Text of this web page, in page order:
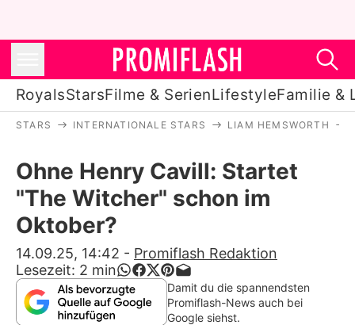
RoyalsStarsFilme & SerienLifestyleFamilie &
Stars
Filme & Serien
Lifestyle
Familie & Liebe
Promiflash Exklusiv
STARS INTERNATIONALE STARS LIAM HEMSWORTH
Ohne Henry Cavill: Startet
"The Witcher" schon im
Oktober?
14.09.25, 14:42 - Promiflash Redaktion
Lesezeit: 2 min
Damit du die spannendsten
Promiflash-News auch bei
Google siehst.